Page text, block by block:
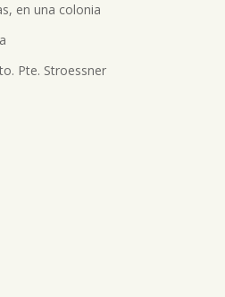
en una colonia
Pte. Stroessner